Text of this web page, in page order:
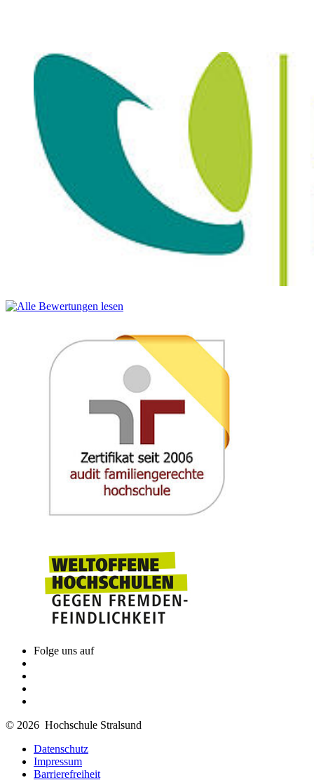
Folge uns auf
© 2026 Hochschule Stralsund
Datenschutz
Impressum
Barrierefreiheit